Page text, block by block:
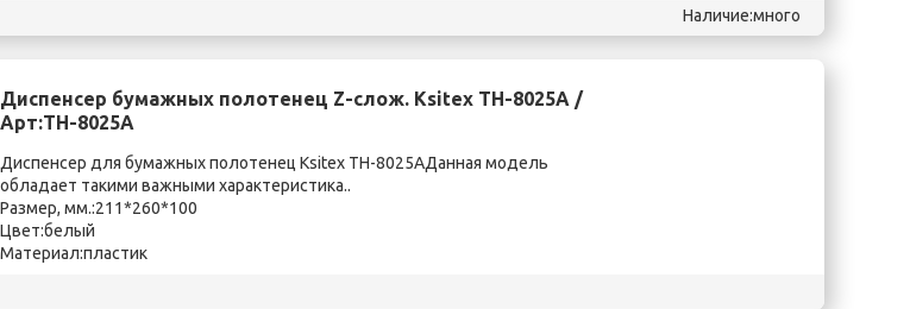
Наличие:много
Диспенсер бумажных полотенец Z-слож. Ksitex TH-8025A /
Арт:TH-8025A
Диспенсер для бумажных полотенец Ksitex TH-8025AДанная модель
обладает такими важными характеристика..
Размер, мм.:211*260*100
Цвет:белый
Материал:пластик